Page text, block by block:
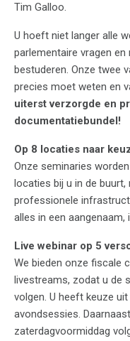
Tim Galloo.
U hoeft niet langer alle
parlementaire vragen
bestuderen. Onze twee
precies moet weten en
uiterst verzorgde en
documentatiebundel!
Op 8 locaties naar
Onze seminaries
locaties bij u in de buurt,
professionele
alles in een aangenaam,
Live webinar op 5
We bieden onze fiscale
livestreams, zodat u de
volgen. U heeft keuze
avondsessies.
zaterdagvoormiddag